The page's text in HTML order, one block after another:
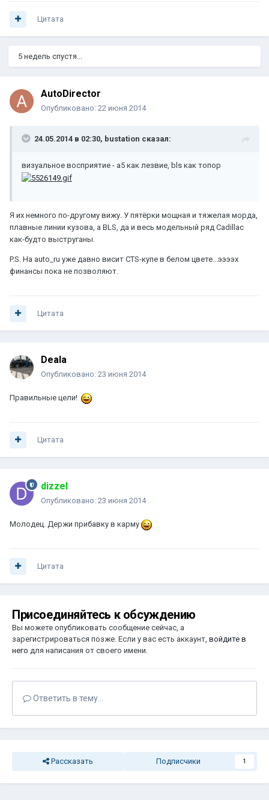
Цитата
5 недель спустя...
AutoDirector
Опубликовано: 22 июня 2014
24.05.2014 в 02:30, bustation сказал:
визуальное восприятие - a5 как лезвие, bls как топор
Я их немного по-другому вижу. У пятёрки мощная и тяжелая морда,
плавные линии кузова, а BLS, да и весь модельный ряд Cadillac
как-будто выструганы.
P.S. На auto_ru уже давно висит CTS-купе в белом цвете...ээээх
финансы пока не позволяют.
Цитата
Deala
Опубликовано: 23 июня 2014
Правильные цели!
Цитата
dizzel
Опубликовано: 23 июня 2014
Молодец. Держи прибавку в карму
Цитата
Присоединяйтесь к обсуждению
Вы можете опубликовать сообщение сейчас, а
зарегистрироваться позже. Если у вас есть аккаунт, войдите в
него для написания от своего имени.
Ответить в тему...
Рассказать Подписчики 1